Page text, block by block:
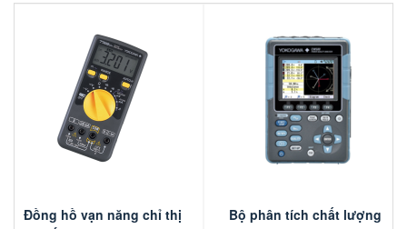
Đồng hồ vạn năng chỉ thị
Bộ phân tích chất lượng